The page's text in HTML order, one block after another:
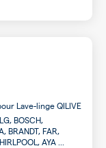
Lave-linge QILIVE
LG, BOSCH,
BRANDT, FAR,
AYA ...